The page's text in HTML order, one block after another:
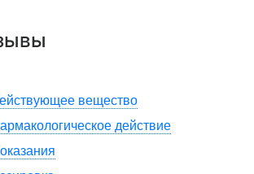
вещество
действие